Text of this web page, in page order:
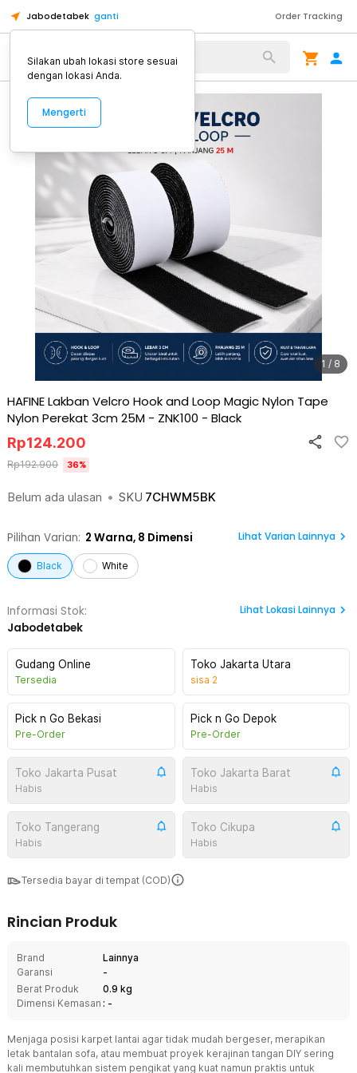
Jabodetabek ganti Order Tracking
Alat Kopi
1 / 8
HAFINE Lakban Velcro Hook and Loop Magic Nylon Tape
Nylon Perekat 3cm 25M - ZNK100 - Black
Belum ada ulasan • SKU 7CHWM5BK
Rp124.200
Rp192.900 36%
Pilihan Varian: 2 Warna, 8 Dimensi Lihat Varian Lainnya
Black White
Informasi Stok:
Jabodetabek
Lihat Lokasi Lainnya
Gudang Online
Tersedia
Toko Jakarta Utara
sisa 2
Pick n Go Bekasi
Pre-Order
Pick n Go Depok
Pre-Order
Toko Jakarta Pusat
Habis
Toko Jakarta Barat
Habis
Toko Tangerang
Habis
Toko Cikupa
Habis
Tersedia bayar di tempat (COD)
Rincian Produk
Brand
Lainnya
Garansi
-
Berat Produk
0.9 kg
Dimensi Kemasan : -
Menjaga posisi karpet lantai agar tidak mudah bergeser, merapikan
letak bantalan sofa, atau membuat proyek kerajinan tangan DIY sering
kali membutuhkan sistem pengikat yang kuat namun praktis untuk
Silakan ubah lokasi store sesuai
dengan lokasi Anda.
Mengerti